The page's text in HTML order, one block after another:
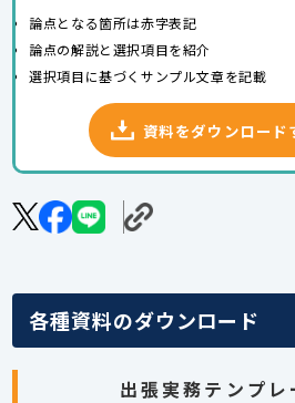
論点となる箇所は赤字表記
論点の解説と選択項目を紹介
選択項目に基づくサンプル文章を記載
資料をダウンロード
各種資料のダウンロード
出張実務テンプレ